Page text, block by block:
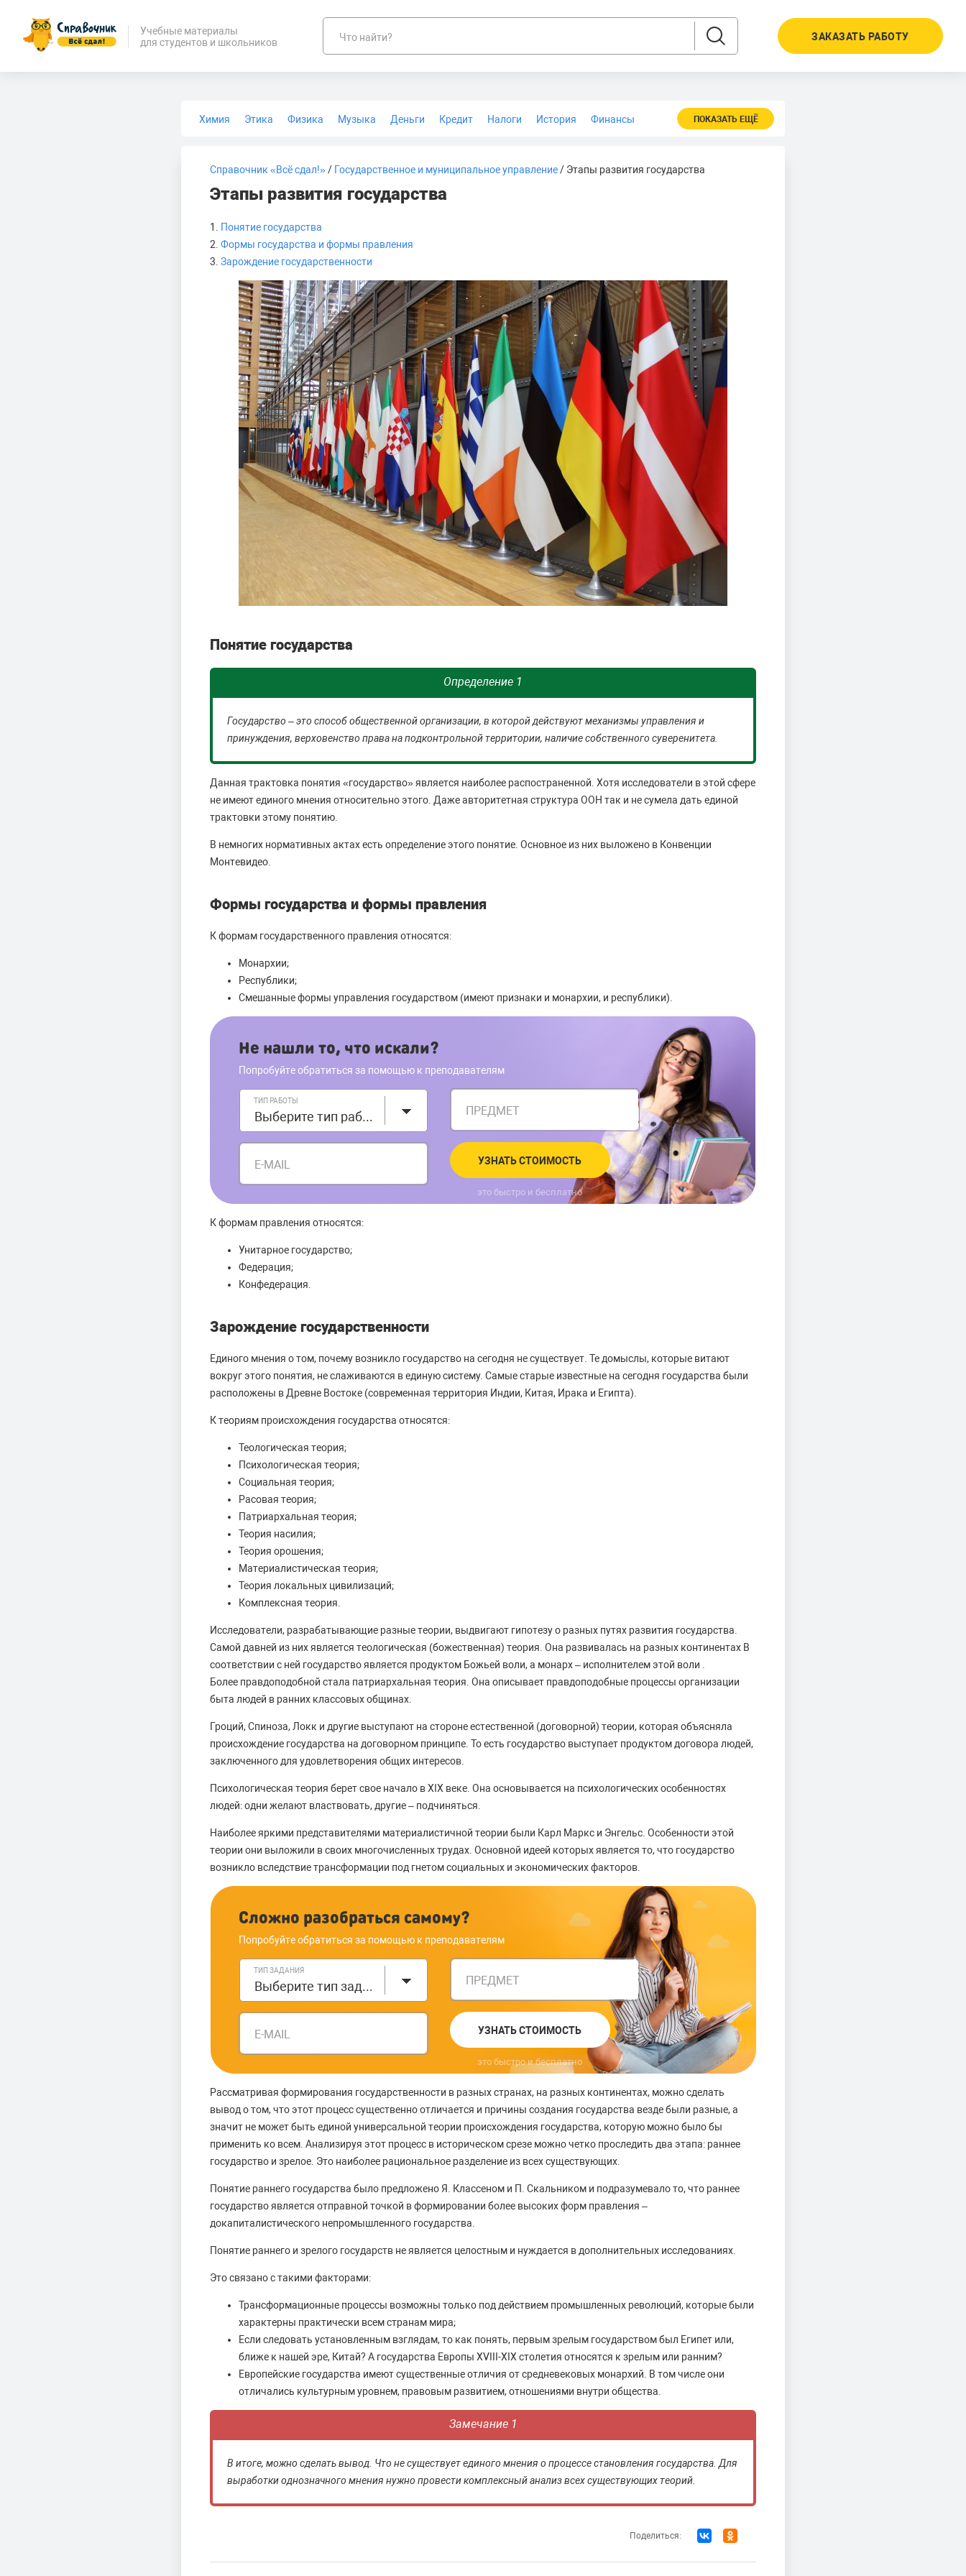
Учебные материалы
для студентов и школьников
Что найти? ЗАКАЗАТЬ РАБОТУ
Химия Этика Физика Музыка Деньги Кредит Налоги История
Финансы
ПОКАЗАТЬ ЕЩЁ
Справочник «Всё сдал!»/ Государственное и муниципальное управление/ Этапы развития государства
Этапы развития государства
1.
Понятие государства
2. Формы государства и формы правления
3. Зарождение государственности
Понятие государства
Определение 1
Государство – это способ общественной организации, в которой действуют механизмы управления и
принуждения, верховенство права на подконтрольной территории, наличие собственного суверенитета.
Данная трактовка понятия «государство» является наиболее распостраненной. Хотя исследователи в этой сфере
не имеют единого мнения относительно этого. Даже авторитетная структура ООН так и не сумела дать единой
трактовки этому понятию.
В немногих нормативных актах есть определение этого понятие. Основное из них выложено в Конвенции
Монтевидео.
Формы государства и формы правления
К формам государственного правления относятся:
Монархии;
Республики;
Смешанные формы управления государством (имеют признаки и монархии, и республики).
Не нашли то, что искали?
Попробуйте обратиться за помощью к преподавателям
ТИП РАБОТЫ
Выберите тип работы ПРЕДМЕТ
E-MAIL УЗНАТЬ СТОИМОСТЬ
это быстро и бесплатно
К формам правления относятся:
Унитарное государство;
Федерация;
Конфедерация.
Зарождение государственности
Единого мнения о том, почему возникло государство на сегодня не существует. Те домыслы, которые витают
вокруг этого понятия, не слаживаются в единую систему. Самые старые известные на сегодня государства были
расположены в Древне Востоке (современная территория Индии, Китая, Ирака и Египта).
К теориям происхождения государства относятся:
Теологическая теория;
Психологическая теория;
Социальная теория;
Расовая теория;
Патриархальная теория;
Теория насилия;
Теория орошения;
Материалистическая теория;
Теория локальных цивилизаций;
Комплексная теория.
Исследователи, разрабатывающие разные теории, выдвигают гипотезу о разных путях развития государства.
Самой давней из них является теологическая (божественная) теория. Она развивалась на разных континентах В
соответствии с ней государство является продуктом Божьей воли, а монарх – исполнителем этой воли .
Более правдоподобной стала патриархальная теория. Она описывает правдоподобные процессы организации
быта людей в ранних классовых общинах.
Гроций, Спиноза, Локк и другие выступают на стороне естественной (договорной) теории, которая объясняла
происхождение государства на договорном принципе. То есть государство выступает продуктом договора людей,
заключенного для удовлетворения общих интересов.
Психологическая теория берет свое начало в ХІХ веке. Она основывается на психологических особенностях
людей: одни желают властвовать, другие – подчиняться.
Наиболее яркими представителями материалистичной теории были Карл Маркс и Энгельс. Особенности этой
теории они выложили в своих многочисленных трудах. Основной идеей которых является то, что государство
возникло вследствие трансформации под гнетом социальных и экономических факторов.
Сложно разобраться самому?
Попробуйте обратиться за помощью к преподавателям
ТИП ЗАДАНИЯ
Выберите тип задания ПРЕДМЕТ
E-MAIL УЗНАТЬ СТОИМОСТЬ
это быстро и бесплатно
Рассматривая формирования государственности в разных странах, на разных континентах, можно сделать
вывод о том, что этот процесс существенно отличается и причины создания государства везде были разные, а
значит не может быть единой универсальной теории происхождения государства, которую можно было бы
применить ко всем. Анализируя этот процесс в историческом срезе можно четко проследить два этапа: раннее
государство и зрелое. Это наиболее рациональное разделение из всех существующих.
Понятие раннего государства было предложено Я. Классеном и П. Скальником и подразумевало то, что раннее
государство является отправной точкой в формировании более высоких форм правления –
докапиталистического непромышленного государства.
Понятие раннего и зрелого государств не является целостным и нуждается в дополнительных исследованиях.
Это связано с такими факторами:
Трансформационные процессы возможны только под действием промышленных революций, которые были
характерны практически всем странам мира;
Если следовать установленным взглядам, то как понять, первым зрелым государством был Египет или,
ближе к нашей эре, Китай? А государства Европы XVIII-XIX столетия относятся к зрелым или ранним?
Европейские государства имеют существенные отличия от средневековых монархий. В том числе они
отличались культурным уровнем, правовым развитием, отношениями внутри общества.
Замечание 1
В итоге, можно сделать вывод. Что не существует единого мнения о процессе становления государства. Для
выработки однозначного мнения нужно провести комплексный анализ всех существующих теорий.
Поделиться: